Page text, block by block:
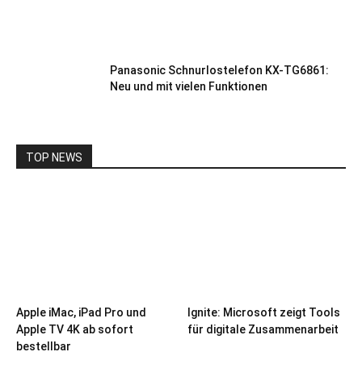
Panasonic Schnurlostelefon KX-TG6861:
Neu und mit vielen Funktionen
TOP NEWS
Apple iMac, iPad Pro und
Apple TV 4K ab sofort
bestellbar
Ignite: Microsoft zeigt Tools
für digitale Zusammenarbeit